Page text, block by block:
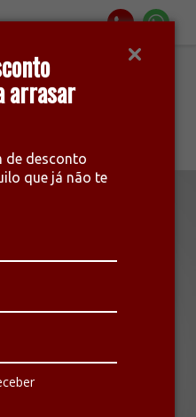
arrasar
de desconto
que já não te
de carter - CIVIC